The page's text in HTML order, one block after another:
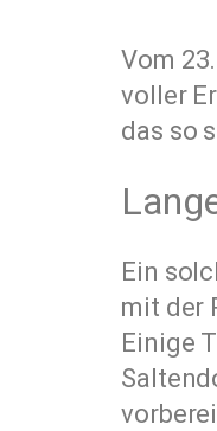
Vom
voller
das so
Ein
mit der
Einige